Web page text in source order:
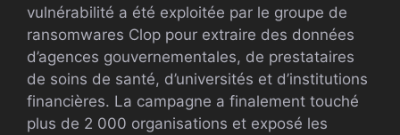
vulnérabilité a été exploitée par le groupe de
ransomwares Clop pour extraire des données
d’agences gouvernementales, de prestataires
de soins de santé, d’universités et d’institutions
financières. La campagne a finalement touché
plus de 2 000 organisations et exposé les